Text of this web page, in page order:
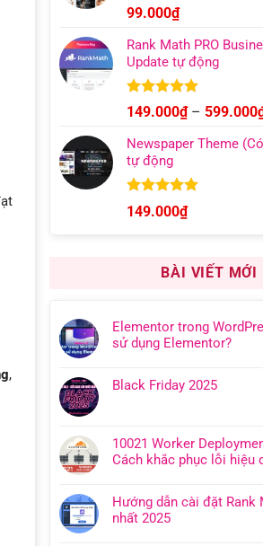
,
Được xếp
hạng 4.95
5 sao
99.000₫
Rank Math PRO
Update tự động
Được xếp
hạng 5.00
5 sao
149.000₫ – 599.000
Newspaper Theme
tự động
Được xếp
hạng4.92
149.000₫
BÀI VIẾT MỚI
Elementor trong
sử dụng Elementor?
Black Friday 2025
10021 Worker
Cách khắc phục lỗi hiệu
Hướng dẫn cài đặt Rank
nhất 2025